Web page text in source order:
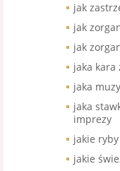
jak
jak
jak
jaka
jaka
jaka
imprezy
jakie ryby
jakie